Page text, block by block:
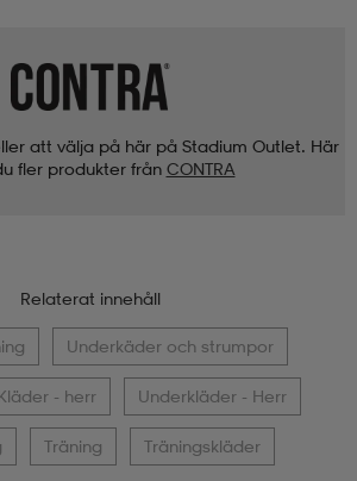
att välja på här på Stadium Outlet. Här
fler produkter från CONTRA
Relaterat innehåll
Underkäder och strumpor
- herr Underkläder - Herr
Träning Träningskläder